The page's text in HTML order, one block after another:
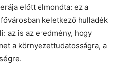
előtt elmondta: ez a
keletkező hulladék
az is az eredmény, hogy
a környezettudatosságra, a
Mr wAIste